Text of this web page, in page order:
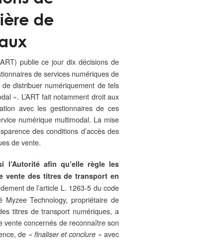
de
publie ce jour dix décisions de
de services numériques de
distribuer numériquement de tels
». L’ART fait notamment droit aux
avec les gestionnaires de ces
numérique multimodal. La mise
des conditions d’accès des
de vente.
l’Autorité afin qu’elle règle les
vente des titres de transport en
de l’article L. 1263-5 du code
Technology, propriétaire de
titres de transport numériques, a
vente concernés de reconnaître son
de « finaliser et conclure » avec